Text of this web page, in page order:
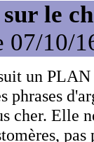
le
10/
un
phrases
cher. Elle